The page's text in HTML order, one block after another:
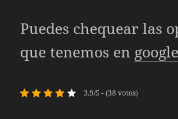
Puedes chequear las
que tenemos en
3.9/5 - (38 votos)